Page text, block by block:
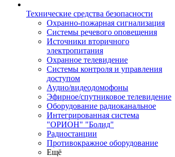
Технические средства безопасности
Охранно-пожарная сигнализация
Системы речевого оповещения
Источники вторичного
электропитания
Охранное телевидение
Системы контроля и управления
доступом
Аудио/видеодомофоны
Эфирное/спутниковое телевидение
Оборудование радиоканальное
Интегрированная система
"ОРИОН" "Болид"
Радиостанции
Противокражное оборудование
Ещё